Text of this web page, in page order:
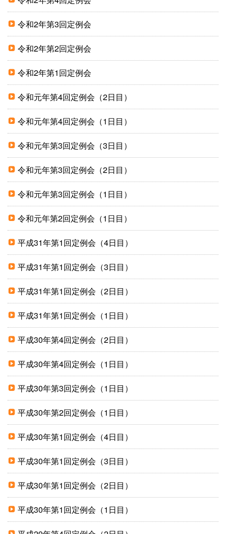
令和2年第3回定例会
令和2年第2回定例会
令和2年第1回定例会
令和元年第4回定例会（2日目）
令和元年第4回定例会（1日目）
令和元年第3回定例会（3日目）
令和元年第3回定例会（2日目）
令和元年第3回定例会（1日目）
令和元年第2回定例会（1日目）
平成31年第1回定例会（4日目）
平成31年第1回定例会（3日目）
平成31年第1回定例会（2日目）
平成31年第1回定例会（1日目）
平成30年第4回定例会（2日目）
平成30年第4回定例会（1日目）
平成30年第3回定例会（1日目）
平成30年第2回定例会（1日目）
平成30年第1回定例会（4日目）
平成30年第1回定例会（3日目）
平成30年第1回定例会（2日目）
平成30年第1回定例会（1日目）